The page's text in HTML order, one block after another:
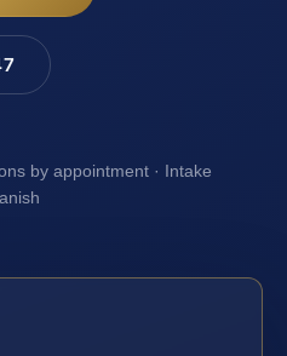
by appointment · Intake